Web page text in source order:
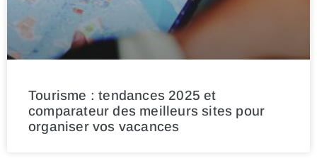
Tourisme : tendances 2025 et
comparateur des meilleurs sites pour
organiser vos vacances